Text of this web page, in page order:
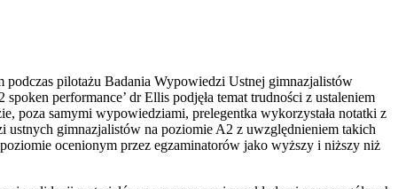
podczas pilotażu Badania Wypowiedzi Ustnej gimnazjalistów
performance’ dr Ellis podjęła temat trudności z ustaleniem
poza samymi wypowiedziami, prelegentka wykorzystała notatki z
gimnazjalistów na poziomie A2 z uwzględnieniem takich
ocenionym przez egzaminatorów jako wyższy i niższy niż